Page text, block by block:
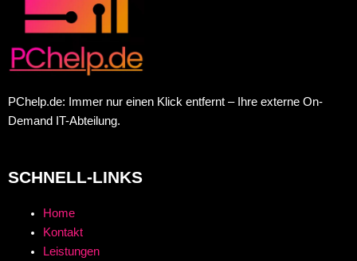
PChelp.de: Immer nur einen Klick entfernt – Ihre externe On-
Demand IT-Abteilung.
SCHNELL-LINKS
Home
Kontakt
Leistungen